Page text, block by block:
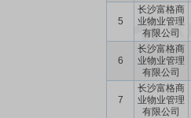
5
长沙富格商
业物业管理
有限公司
6
长沙富格商
业物业管理
有限公司
7
长沙富格商
业物业管理
有限公司